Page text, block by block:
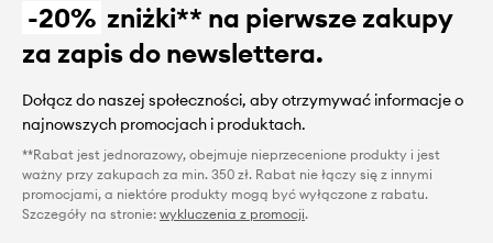
-20% zniżki** na pierwsze zakupy
za zapis do newslettera.
Dołącz do naszej społeczności, aby otrzymywać informacje o
najnowszych promocjach i produktach.
**Rabat jest jednorazowy, obejmuje nieprzecenione produkty i jest
ważny przy zakupach za min. 350 zł. Rabat nie łączy się z innymi
promocjami, a niektóre produkty mogą być wyłączone z rabatu.
Szczegóły na stronie: wykluczenia z promocji.